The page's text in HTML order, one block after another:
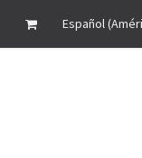
ContáctenosEspañol